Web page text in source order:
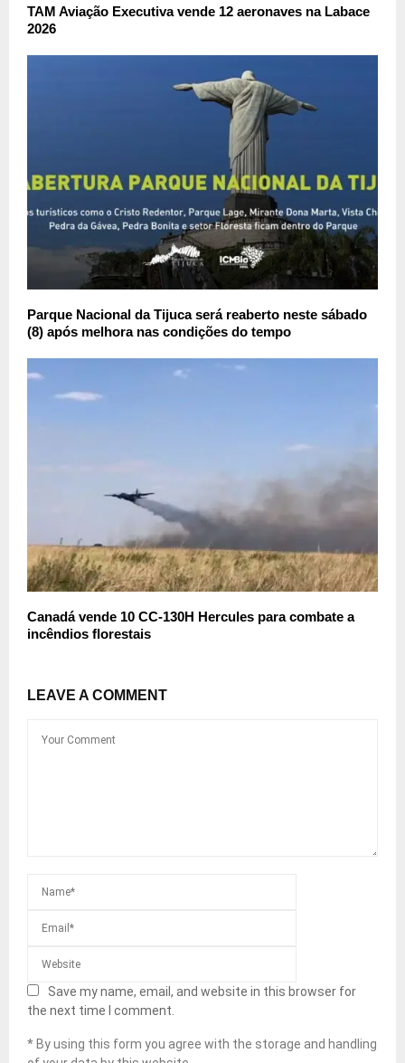
TAM Aviação Executiva vende 12 aeronaves na Labace
2026
Parque Nacional da Tijuca será reaberto neste sábado
(8) após melhora nas condições do tempo
Canadá vende 10 CC-130H Hercules para combate a
incêndios florestais
LEAVE A COMMENT
Save my name, email, and website in this browser for
the next time I comment.
* By using this form you agree with the storage and handling